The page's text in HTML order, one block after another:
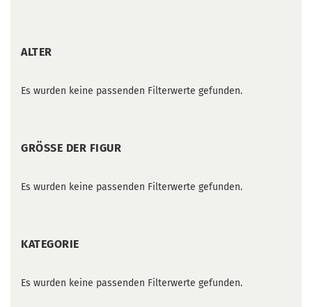
ALTER
ALTER
Es wurden keine passenden Filterwerte gefunden.
GRÖSSE D
GRÖSSE DER FIGUR
Es wurden keine passenden Filterwerte gefunden.
KATEGORIE
KATEGORIE
Es wurden keine passenden Filterwerte gefunden.